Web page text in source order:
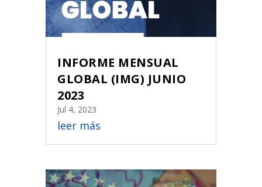
INFORME MENSUAL
GLOBAL (IMG) JUNIO
2023
Jul 4, 2023
leer más